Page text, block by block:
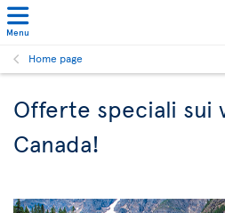
Menu
Home page
Offerte speciali sui
Canada!